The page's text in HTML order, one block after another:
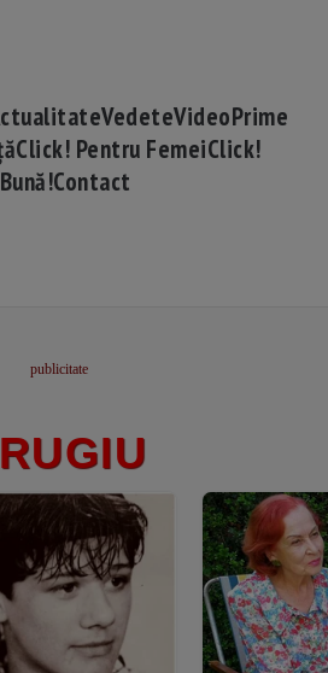
VedeteVideoPrime
Click! Pentru FemeiClick!
Contact